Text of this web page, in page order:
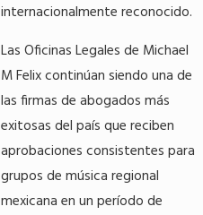
internacionalmente reconocido.
Las Oficinas Legales de Michael
M Felix continúan siendo una de
las firmas de abogados más
exitosas del país que reciben
aprobaciones consistentes para
grupos de música regional
mexicana en un período de